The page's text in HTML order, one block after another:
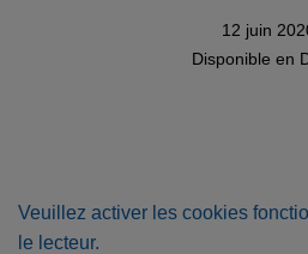
12 juin
Disponible en
Veuillez activer les cookies
le lecteur.